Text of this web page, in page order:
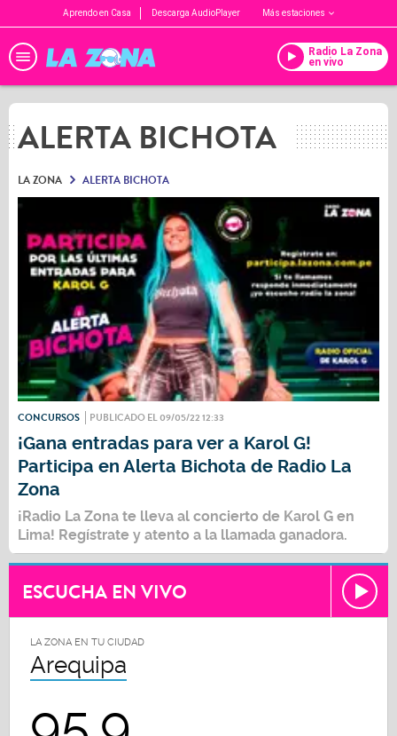
Aprendo en Casa Descarga AudioPlayer Más estaciones
Radio La Zona
en vivo
ALERTA BICHOTA
LA ZONA ALERTA BICHOTA
CONCURSOS PUBLICADO EL 09/05/22 12:33
¡Gana entradas para ver a Karol G!
Participa en Alerta Bichota de Radio La
Zona
¡Radio La Zona te lleva al concierto de Karol G en
Lima! Regístrate y atento a la llamada ganadora.
ESCUCHA EN VIVO
LA ZONA EN TU CIUDAD
Arequipa